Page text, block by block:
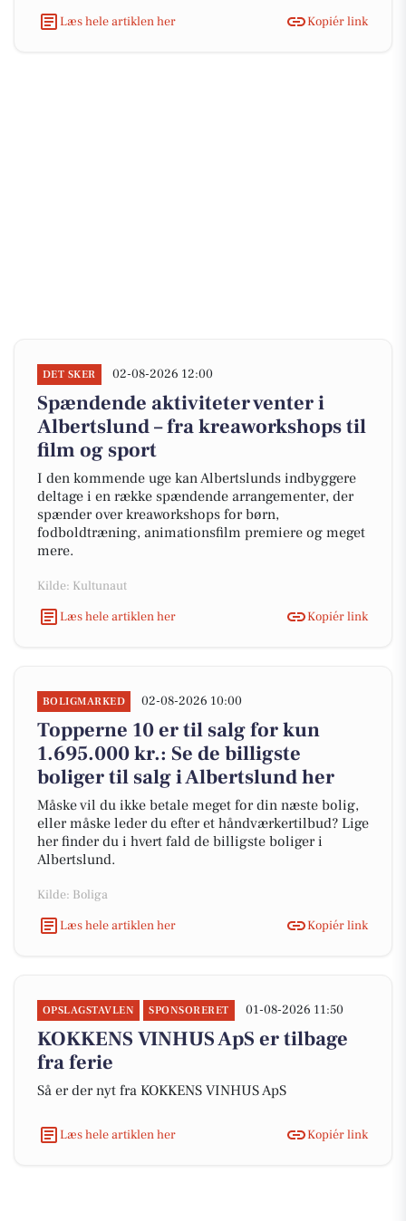
Læs hele artiklen her
Kopiér link
DET SKER 02-08-2026 12:00
Spændende aktiviteter venter i
Albertslund – fra kreaworkshops til
film og sport
I den kommende uge kan Albertslunds indbyggere
deltage i en række spændende arrangementer, der
spænder over kreaworkshops for børn,
fodboldtræning, animationsfilm premiere og meget
mere.
Kilde: Kultunaut
Læs hele artiklen her
Kopiér link
BOLIGMARKED 02-08-2026 10:00
Topperne 10 er til salg for kun
1.695.000 kr.: Se de billigste
boliger til salg i Albertslund her
Måske vil du ikke betale meget for din næste bolig,
eller måske leder du efter et håndværkertilbud? Lige
her finder du i hvert fald de billigste boliger i
Albertslund.
Kilde: Boliga
Læs hele artiklen her
Kopiér link
OPSLAGSTAVLEN SPONSORERET 01-08-2026 11:50
KOKKENS VINHUS ApS er tilbage
fra ferie
Så er der nyt fra KOKKENS VINHUS ApS
Læs hele artiklen her Kopiér link